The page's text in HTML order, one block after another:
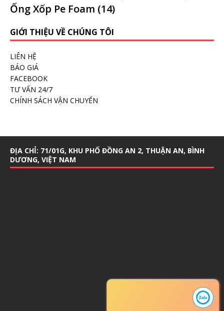
Ống Xốp Pe Foam (14)
GIỚI THIỆU VỀ CHÚNG TÔI
LIÊN HỆ
BÁO GIÁ
FACEBOOK
TƯ VẤN 24/7
CHÍNH SÁCH VẬN CHUYỂN
ĐỊA CHỈ: 71/01G, KHU PHỐ ĐỒNG AN 2, THUẬN AN, BÌNH
DƯƠNG, VIỆT NAM